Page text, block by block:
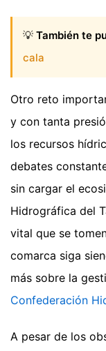
💡 También te
cala
Otro reto
y con tanta
los recursos
debates
sin cargar el
Hidrográfica del
vital que se
comarca siga
más sobre la
Confederación
A pesar de los